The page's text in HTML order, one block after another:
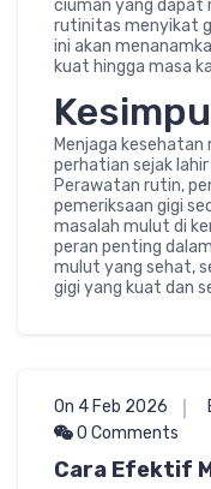
ciuman yang dapat
rutinitas menyikat
ini akan
kuat hingga masa
Menjaga
perhatian sejak
Perawatan rutin,
pemeriksaan gigi
masalah mulut di
peran penting
mulut yang sehat,
gigi yang kuat dan
On 4 Feb 2026
0 Comments
Cara Efektif